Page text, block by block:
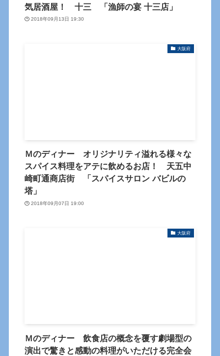
気居酒屋！ 十三 「漁師の宴 十三店」
2018年09月13日 19:30
大阪府
Ｍのディナー オリジナリティ溢れる様々な
スパイス料理をアテに飲めるお店！ 天五中
崎町通商店街 「スパイスサロン バビルの
塔」
2018年09月07日 19:00
大阪府
Ｍのディナー 飲食店の概念を覆す劇場型の
演出で驚きと感動の料理がいただける完全会